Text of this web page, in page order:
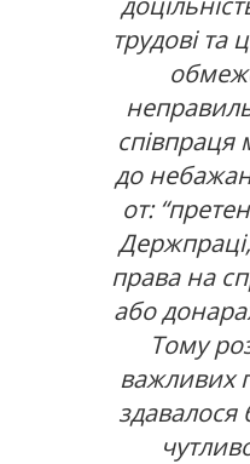
трудові та
до
от:
права на
або
Тому
важливих
здавалося